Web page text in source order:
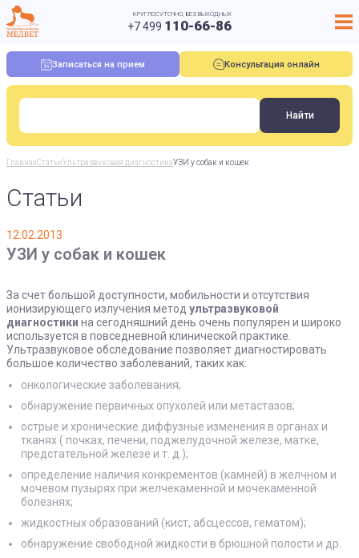
КРУГЛОСУТОЧНО, БЕЗ ВЫХОДНЫХ
+7 499 110-66-86
Записаться на прием Консультация онлайн
ГлавнаяСтатьиУльтразвуковая диагностикаУЗИ у собак и кошек
Статьи
12.02.2013
УЗИ у собак и кошек
За счет большой доступности, мобильности и отсутствия
ионизирующего излучения метод ультразвуковой
диагностики на сегодняшний день очень популярен и широко
используется в повседневной клинической практике.
Ультразвуковое обследование позволяет диагностировать
большое количество заболеваний, таких как:
онкологические заболевания;
обнаружение первичных опухолей или метастазов;
острые и хронические диффузные изменения в органах и
тканях ( почках, печени, поджелудочной железе, матке,
предстательной железе и т. д.);
определение наличия конкрементов (камней) в желчном и
мочевом пузырях при желчекаменной и мочекаменной
болезнях;
жидкостных образований (кист, абсцессов, гематом);
обнаружение свободной жидкости в брюшной полости и др.